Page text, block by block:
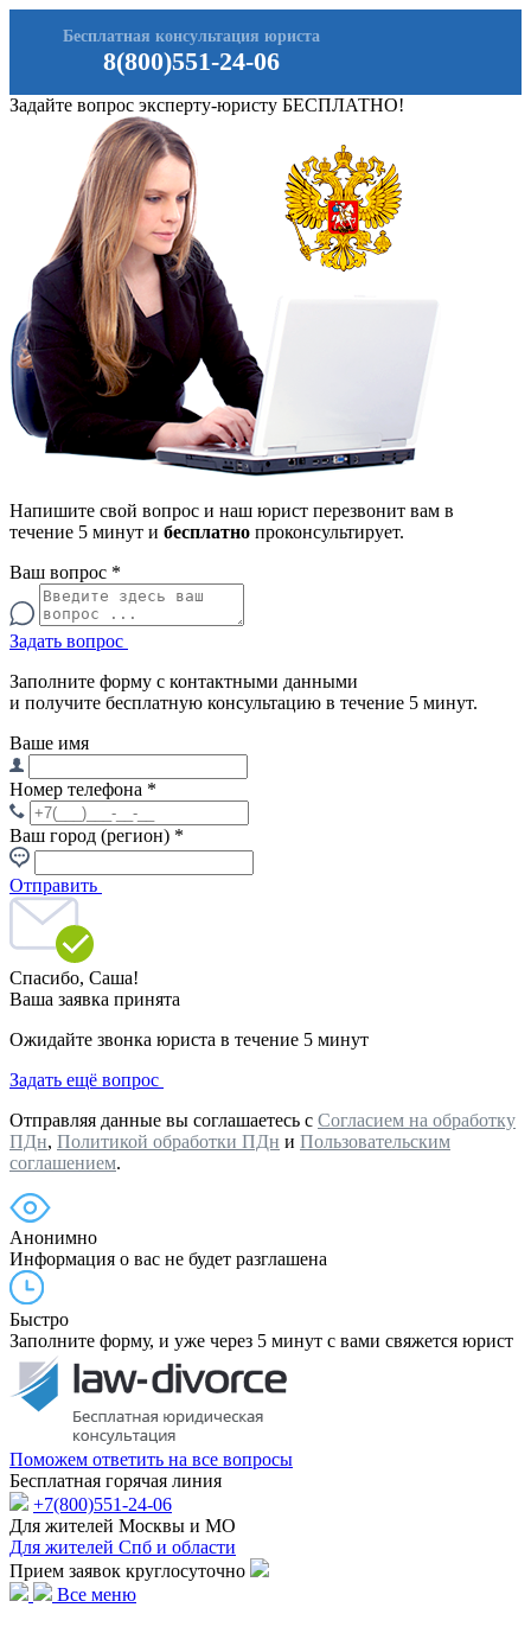
8(800)551-24-06
Бесплатная консультация юриста
Задайте вопрос эксперту-юристу БЕСПЛАТНО!
Напишите свой вопрос и наш юрист перезвонит вам в
течение 5 минут и бесплатно проконсультирует.
Ваш вопрос *
Задать вопрос
Заполните форму с контактными данными
и получите бесплатную консультацию в течение 5 минут.
Ваше имя
Номер телефона *
Ваш город (регион) *
Отправить
Спасибо, Саша!
Ваша заявка принята
Ожидайте звонка юриста в течение 5 минут
Задать ещё вопрос
Отправляя данные вы соглашаетесь с Согласием на обработку
ПДн, Политикой обработки ПДн и Пользовательским
соглашением.
Анонимно
Информация о вас не будет разглашена
Быстро
Заполните форму, и уже через 5 минут с вами свяжется юрист
Поможем ответить на все вопросы
Бесплатная горячая линия
+7(800)551-24-06
Для жителей Москвы и МО
Для жителей Спб и области
Прием заявок круглосуточно
Все меню